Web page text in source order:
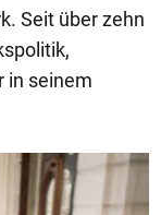
Seit über zehn
in seinem